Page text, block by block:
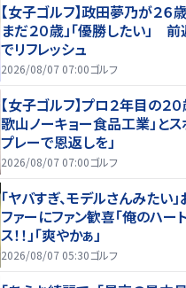
【女子ゴルフ】政田夢乃が２６
まだ２０歳」「優勝したい」
でリフレッシュ
2026/08/07 07:00ゴルフ
【女子ゴルフ】プロ２年目の２
歌山ノーキョー食品工業」と
プレーで恩返しを」
2026/08/07 07:00ゴルフ
「ヤバすぎ、モデルさんみたい
ファーにファン歓喜「俺のハー
ス！！」「爽やかぁ」
2026/08/07 05:30ゴルフ